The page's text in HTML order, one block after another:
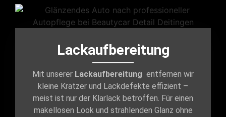
Lackaufbereitung
Mit unserer Lackaufbereitung entfernen wir
kleine Kratzer und Lackdefekte effizient –
meist ist nur der Klarlack betroffen. Für einen
makellosen Look und strahlenden Glanz ohne